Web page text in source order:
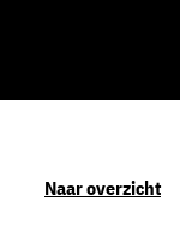
Naar overzicht